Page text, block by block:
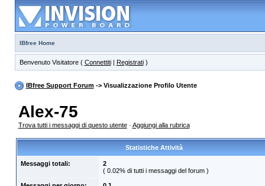
IBfree Home
Benvenuto Visitatore ( Connettiti| Registrati)
IBfree Support Forum-> Visualizzazione Profilo Utente
Alex-75
Trova tutti i messaggi di questo utente· Aggiungi alla rubrica
Statistiche Attività
Messaggi totali:
2
( 0.02% di tutti i messaggi del forum )